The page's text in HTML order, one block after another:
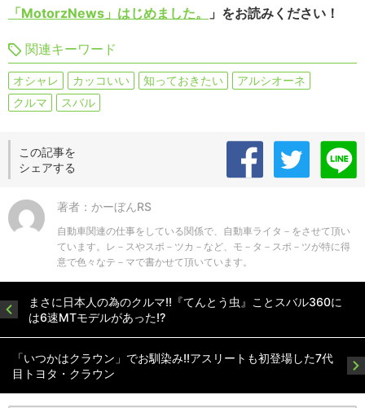
「MotorzNews」はじめました。
」をお読みください！
関連キーワード
オシャレ カッコいい 知っておきたい
アルシオーネ
クルマ
スバル
この記事を
シェアする
著者：かーぼんRS
自動車関連の仕事をしている関係で、自動車ライタ－をさせて頂い
ています。レ－スやスポ－ツカ－など、モ－タ－スポ－ツが特に得
意で色々なテ－マで書かせて頂いています。
まさに日本人の為のクルマ!!『てんとう虫』ことスバル360に
は6速MTモデルがあった!?
「いつかはクラウン」でお馴染み!!アスリートも初登場した7代
目トヨタ・クラウン